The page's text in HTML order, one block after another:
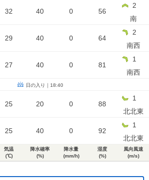
32 40 0 56
2
南
29 40 0 64
2
南西
27 40 0 81
1
南西
日の入り｜18:40
25 20 0 88
1
北北東
25 40 0 92
1
北北東
気温
(℃)
降水確率
(%)
降水量
(mm/h)
湿度
(%)
風向風速
(m/s)